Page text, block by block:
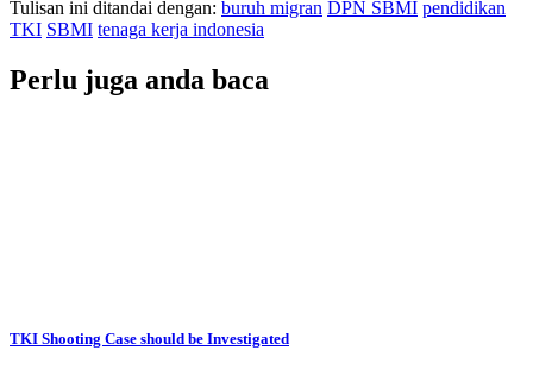
Tulisan ini ditandai dengan: buruh migran DPN SBMI pendidikan
TKI SBMI tenaga kerja indonesia
Perlu juga anda baca
TKI Shooting Case should be Investigated